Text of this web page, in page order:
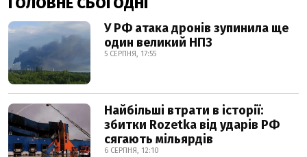
У РФ атака дронів зупинила ще
один великий НПЗ
5 СЕРПНЯ, 17:55
Найбільші втрати в історії:
збитки Rozetka від ударів РФ
сягають мільярдів
6 СЕРПНЯ, 12:10